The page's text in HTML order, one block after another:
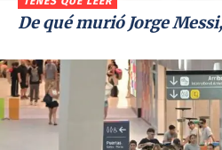
De qué murió Jorge